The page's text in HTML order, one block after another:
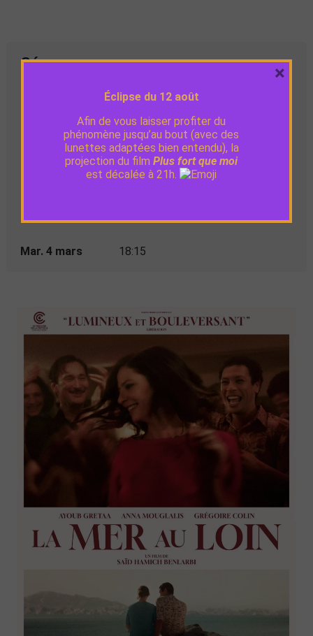
Séances
18:30
Mar. 4 mars 18:15
Éclipse du 12 août
Afin de vous laisser profiter du
phénomène jusqu’au bout (avec des
lunettes adaptées bien entendu), la
projection du film Plus fort que moi
est décalée à 21h.
×